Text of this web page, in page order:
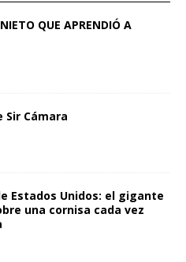
QUE APRENDIÓ A
Sir Cámara
Estados Unidos: el gigante
una cornisa cada vez